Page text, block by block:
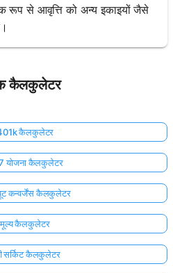
रूप से आवृत्ति को अन्य इकाइयों जैसे
कैलकुलेटर
कैलकुलेटर
योजना कैलकुलेटर
कन्वर्जेंस कैलकुलेटर
मूल्य कैलकुलेटर
सर्किट कैलकुलेटर